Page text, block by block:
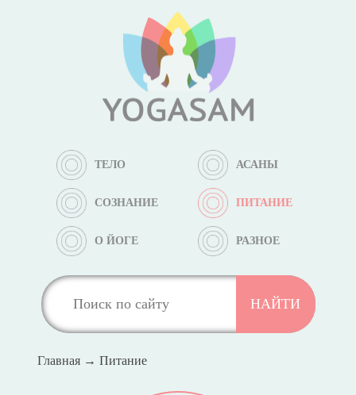
ТЕЛО АСАНЫ
СОЗНАНИЕ ПИТАНИЕ
О ЙОГЕ РАЗНОЕ
Главная→ Питание